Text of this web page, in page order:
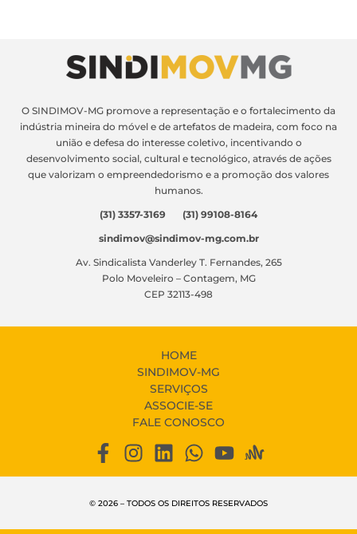
O SINDIMOV-MG promove a representação e o fortalecimento da
indústria mineira do móvel e de artefatos de madeira, com foco na
união e defesa do interesse coletivo, incentivando o
desenvolvimento social, cultural e tecnológico, através de ações
que valorizam o empreendedorismo e a promoção dos valores
humanos.
(31) 3357-3169 (31) 99108-8164
sindimov@sindimov-mg.com.br
Av. Sindicalista Vanderley T. Fernandes, 265
Polo Moveleiro – Contagem, MG
CEP 32113-498
HOME
SINDIMOV-MG
SERVIÇOS
ASSOCIE-SE
FALE CONOSCO
© 2026 – TODOS OS DIREITOS RESERVADOS